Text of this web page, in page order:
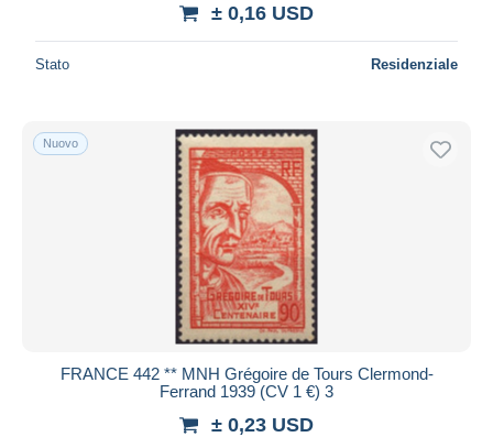
± 0,16 USD
Stato Residenziale
Nuovo
FRANCE 442 ** MNH Grégoire de Tours Clermond-
Ferrand 1939 (CV 1 €) 3
± 0,23 USD